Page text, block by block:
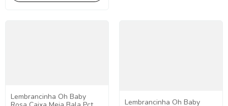
Lembrancinha Oh Baby
Lembrancinha Oh Baby